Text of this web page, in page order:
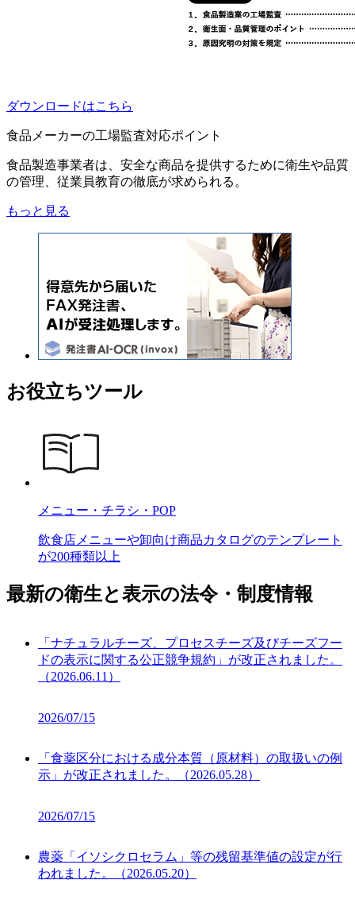
ダウンロードはこちら
食品メーカーの工場監査対応ポイント
食品製造事業者は、安全な商品を提供するために衛生や品質
の管理、従業員教育の徹底が求められる。
もっと見る
お役立ちツール
メニュー・チラシ・POP
飲食店メニューや卸向け商品カタログのテンプレート
が200種類以上
最新の衛生と表示の法令・制度情報
「ナチュラルチーズ、プロセスチーズ及びチーズフー
ドの表示に関する公正競争規約」が改正されました。
（2026.06.11）
2026/07/15
「食薬区分における成分本質（原材料）の取扱いの例
示」が改正されました。（2026.05.28）
2026/07/15
農薬「イソシクロセラム」等の残留基準値の設定が行
われました。（2026.05.20）